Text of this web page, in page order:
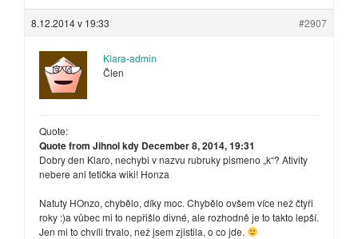
8.12.2014 v 19:33 #2907
Klara-admin
Člen
Quote:
Quote from Jihnol kdy December 8, 2014, 19:31
Dobry den Klaro, nechybi v nazvu rubruky pismeno „k“? Ativity
nebere ani tetička wiki! Honza
Natuty HOnzo, chybělo, díky moc. Chybělo ovšem více než čtyři
roky :)a vůbec mi to nepřišlo divné, ale rozhodně je to takto lepší.
Jen mi to chvíli trvalo, než jsem zjistila, o co jde.